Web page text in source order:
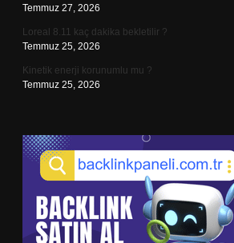
Temmuz 27, 2026
Loreal 8.11 kaç dakika bekletilir ?
Temmuz 25, 2026
Kinetik enerji korunumlu mu ?
Temmuz 25, 2026